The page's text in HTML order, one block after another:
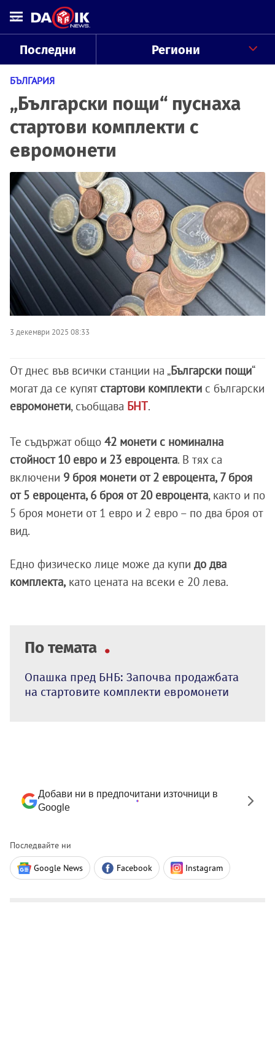
Последни Региони
БЪЛГАРИЯ
„Български пощи“ пуснаха
стартови комплекти с
евромонети
3 декември 2025 08:33
От днес във всички станции на „Български пощи“
могат да се купят стартови комплекти с български
евромонети, съобщава БНТ.
Те съдържат общо 42 монети с номинална
стойност 10 евро и 23 евроцента. В тях са
включени 9 броя монети от 2 евроцента, 7 броя
от 5 евроцента, 6 броя от 20 евроцента, както и по
5 броя монети от 1 евро и 2 евро – по два броя от
вид.
Едно физическо лице може да купи до два
комплекта, като цената на всеки е 20 лева.
По темата
Опашка пред БНБ: Започва продажбата
на стартовите комплекти евромонети
Добави ни в предпочитани източници в
Google
Последвайте ни
Google News Facebook Instagram